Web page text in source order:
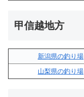
甲信越地方
新潟県の釣り場
山梨県の釣り場